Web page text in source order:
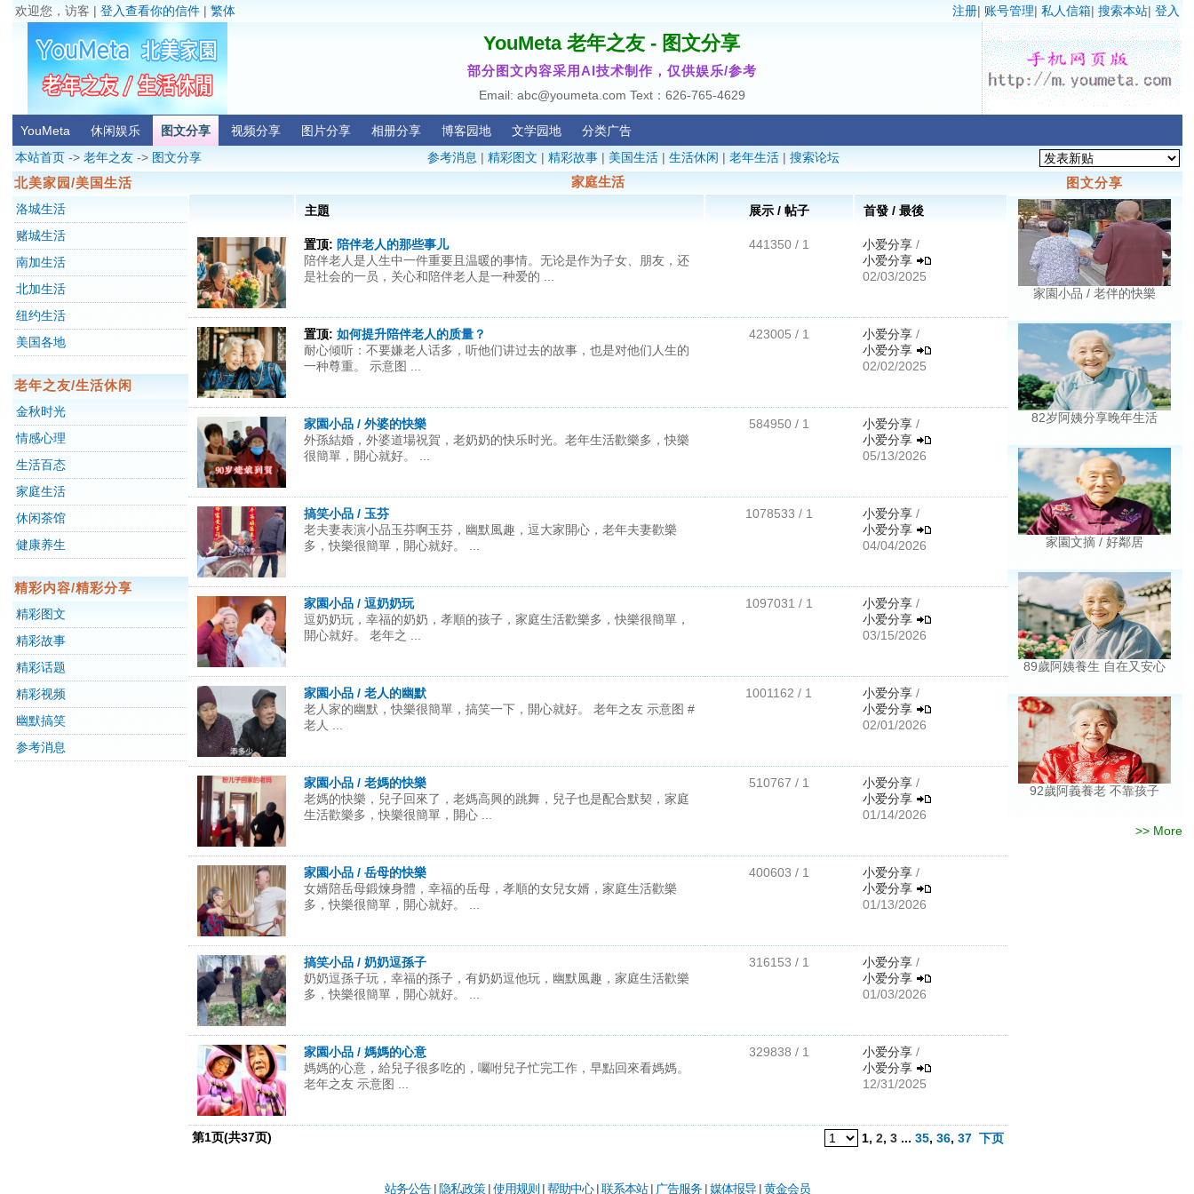
欢迎您，访客 | 登入查看你的信件 | 繁体 注册| 账号管理| 私人信箱| 搜索本站| 登入
YouMeta 老年之友 - 图文分享
部分图文内容采用AI技术制作，仅供娱乐/参考
Email: abc@youmeta.com Text：626-765-4629
YouMeta 休闲娱乐 图文分享 视频分享 图片分享 相册分享 博客园地 文学园地
分类广告
本站首页-> 老年之友 -> 图文分享 参考消息 | 精彩图文 | 精彩故事| 美国生活 | 生活休闲 | 老年生活| 搜索论坛
北美家园/美国生活
洛城生活
赌城生活
南加生活
北加生活
纽约生活
美国各地
老年之友/生活休闲
金秋时光
情感心理
生活百态
家庭生活
休闲茶馆
健康养生
精彩内容/精彩分享
精彩图文
精彩故事
精彩话题
精彩视频
幽默搞笑
参考消息
家庭生活
主題 展示 / 帖子 首發 / 最後
置顶: 陪伴老人的那些事儿
陪伴老人是人生中一件重要且温暖的事情。无论是作为子女、朋友，还
是社会的一员，关心和陪伴老人是一种爱的 ...
441350 / 1 小爱分享/
小爱分享
02/03/2025
置顶: 如何提升陪伴老人的质量？
耐心倾听：不要嫌老人话多，听他们讲过去的故事，也是对他们人生的
一种尊重。 示意图 ...
423005 / 1 小爱分享/
小爱分享
02/02/2025
家園小品 / 外婆的快樂
外孫結婚，外婆道場祝賀，老奶奶的快乐时光。老年生活歡樂多，快樂
很簡單，開心就好。 ...
584950 / 1 小爱分享/
小爱分享
05/13/2026
搞笑小品 / 玉芬
老夫妻表演小品玉芬啊玉芬，幽默風趣，逗大家開心，老年夫妻歡樂
多，快樂很簡單，開心就好。 ...
1078533 / 1 小爱分享/
小爱分享
04/04/2026
家園小品 / 逗奶奶玩
逗奶奶玩，幸福的奶奶，孝順的孩子，家庭生活歡樂多，快樂很簡單，
開心就好。 老年之 ...
1097031 / 1 小爱分享/
小爱分享
03/15/2026
家園小品 / 老人的幽默
老人家的幽默，快樂很簡單，搞笑一下，開心就好。 老年之友 示意图 #
老人 ...
1001162 / 1 小爱分享/
小爱分享
02/01/2026
家園小品 / 老媽的快樂
老媽的快樂，兒子回來了，老媽高興的跳舞，兒子也是配合默契，家庭
生活歡樂多，快樂很簡單，開心 ...
510767 / 1 小爱分享/
小爱分享
01/14/2026
家園小品 / 岳母的快樂
女婿陪岳母鍛煉身體，幸福的岳母，孝順的女兒女婿，家庭生活歡樂
多，快樂很簡單，開心就好。 ...
400603 / 1 小爱分享/
小爱分享
01/13/2026
搞笑小品 / 奶奶逗孫子
奶奶逗孫子玩，幸福的孫子，有奶奶逗他玩，幽默風趣，家庭生活歡樂
多，快樂很簡單，開心就好。 ...
316153 / 1 小爱分享/
小爱分享
01/03/2026
家園小品 / 媽媽的心意
媽媽的心意，給兒子很多吃的，囑咐兒子忙完工作，早點回來看媽媽。
老年之友 示意图 ...
329838 / 1 小爱分享/
小爱分享
12/31/2025
第1页(共37页) 1, 2, 3... 35, 36, 37 下页
图文分享
家園小品 / 老伴的快樂
82岁阿姨分享晚年生活
家園文摘 / 好鄰居
89歲阿姨養生 自在又安心
92歲阿義養老 不靠孩子
>> More
站务公告| 隐私政策|使用规则 |帮助中心|联系本站| 广告服务|媒体报导|黄金会员